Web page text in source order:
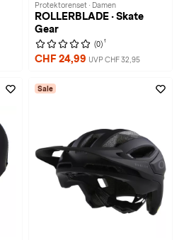
Protektorenset · Damen
ROLLERBLADE · Skate
Gear
(0) 1
CHF 24,99 UVP CHF 32,95
Sale